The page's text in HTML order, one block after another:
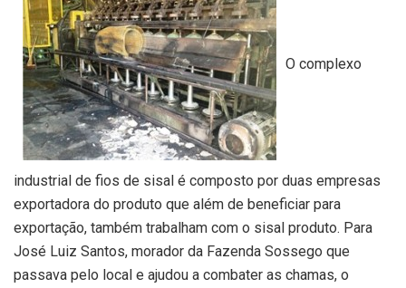
O complexo
industrial de fios de sisal é composto por duas empresas
exportadora do produto que além de beneficiar para
exportação, também trabalham com o sisal produto. Para
José Luiz Santos, morador da Fazenda Sossego que
passava pelo local e ajudou a combater as chamas, o